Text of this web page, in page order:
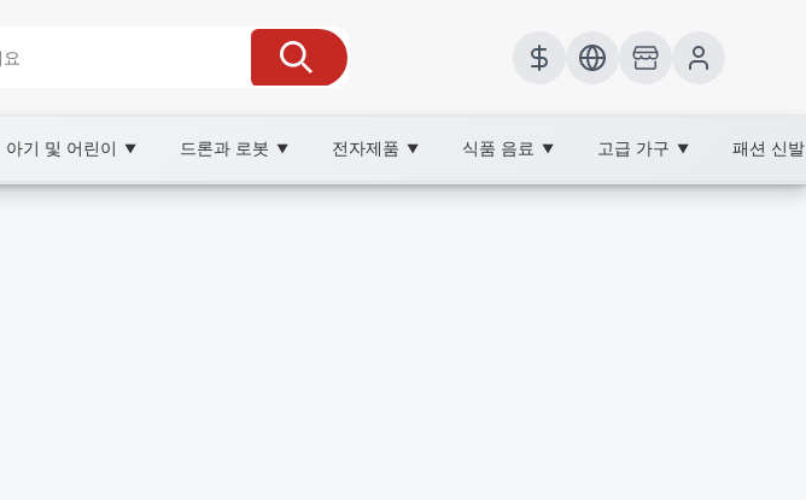
아기 및 어린이 ▼ 드론과 로봇 ▼ 전자제품 ▼ 식품 음료 ▼ 고급 가구 ▼ 패션 신
양한 부품과 호환 차종 정보를 확인하세요. 안전한 운전을 위한 선택 가이드.